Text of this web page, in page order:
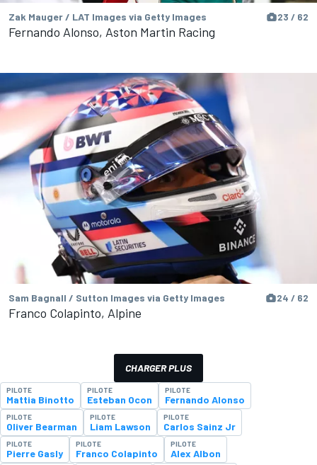
Zak Mauger / LAT Images via Getty Images 23 / 62
Fernando Alonso, Aston Martin Racing
Sam Bagnall / Sutton Images via Getty Images 24 / 62
Franco Colapinto, Alpine
CHARGER PLUS
PILOTE
Mattia Binotto
PILOTE
Esteban Ocon
PILOTE
Fernando Alonso
PILOTE
Oliver Bearman
PILOTE
Liam Lawson
PILOTE
Carlos Sainz Jr
PILOTE
Pierre Gasly
PILOTE
Franco Colapinto
PILOTE
Alex Albon